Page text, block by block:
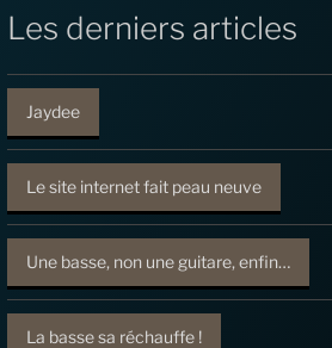
Les derniers articles
Jaydee
Le site internet fait peau neuve
Une basse, non une guitare, enfin…
La basse sa réchauffe !